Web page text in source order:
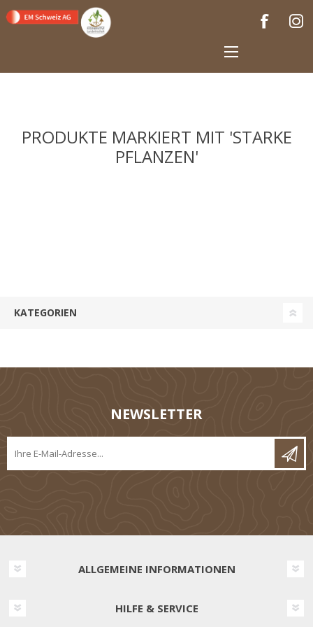
PRODUKTE MARKIERT MIT 'STARKE
PFLANZEN'
KATEGORIEN
NEWSLETTER
ALLGEMEINE INFORMATIONEN
HILFE & SERVICE